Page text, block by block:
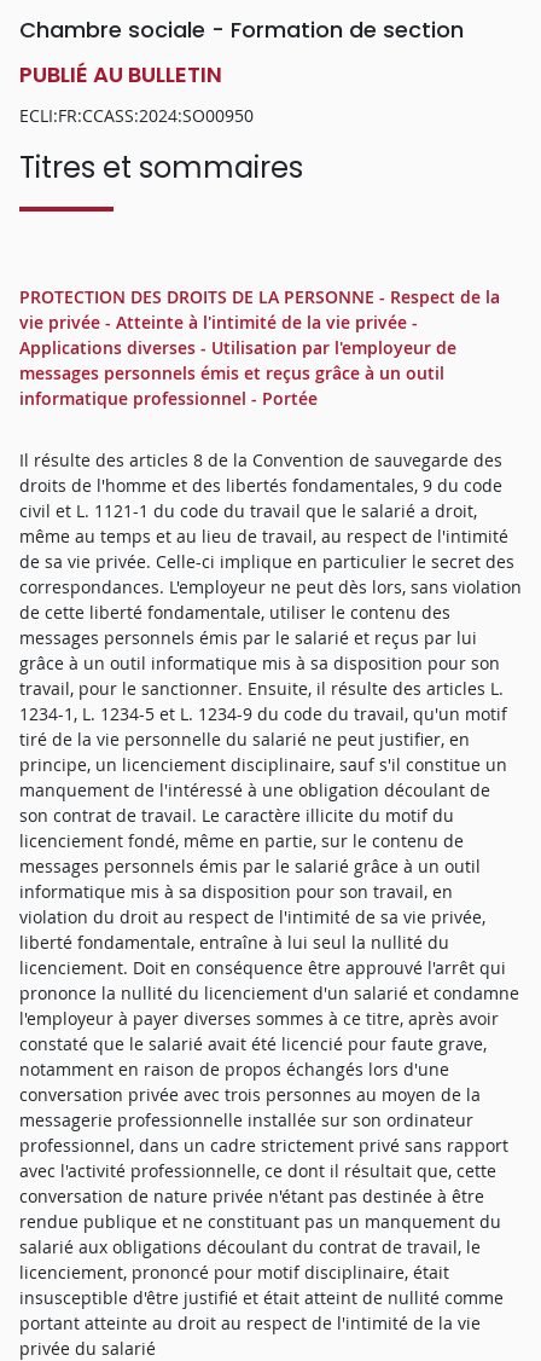
Chambre sociale - Formation de section
PUBLIÉ AU BULLETIN
ECLI:FR:CCASS:2024:SO00950
Titres et sommaires
PROTECTION DES DROITS DE LA PERSONNE - Respect de la
vie privée - Atteinte à l'intimité de la vie privée -
Applications diverses - Utilisation par l'employeur de
messages personnels émis et reçus grâce à un outil
informatique professionnel - Portée
Il résulte des articles 8 de la Convention de sauvegarde des
droits de l'homme et des libertés fondamentales, 9 du code
civil et L. 1121-1 du code du travail que le salarié a droit,
même au temps et au lieu de travail, au respect de l'intimité
de sa vie privée. Celle-ci implique en particulier le secret des
correspondances. L'employeur ne peut dès lors, sans violation
de cette liberté fondamentale, utiliser le contenu des
messages personnels émis par le salarié et reçus par lui
grâce à un outil informatique mis à sa disposition pour son
travail, pour le sanctionner. Ensuite, il résulte des articles L.
1234-1, L. 1234-5 et L. 1234-9 du code du travail, qu'un motif
tiré de la vie personnelle du salarié ne peut justifier, en
principe, un licenciement disciplinaire, sauf s'il constitue un
manquement de l'intéressé à une obligation découlant de
son contrat de travail. Le caractère illicite du motif du
licenciement fondé, même en partie, sur le contenu de
messages personnels émis par le salarié grâce à un outil
informatique mis à sa disposition pour son travail, en
violation du droit au respect de l'intimité de sa vie privée,
liberté fondamentale, entraîne à lui seul la nullité du
licenciement. Doit en conséquence être approuvé l'arrêt qui
prononce la nullité du licenciement d'un salarié et condamne
l'employeur à payer diverses sommes à ce titre, après avoir
constaté que le salarié avait été licencié pour faute grave,
notamment en raison de propos échangés lors d'une
conversation privée avec trois personnes au moyen de la
messagerie professionnelle installée sur son ordinateur
professionnel, dans un cadre strictement privé sans rapport
avec l'activité professionnelle, ce dont il résultait que, cette
conversation de nature privée n'étant pas destinée à être
rendue publique et ne constituant pas un manquement du
salarié aux obligations découlant du contrat de travail, le
licenciement, prononcé pour motif disciplinaire, était
insusceptible d'être justifié et était atteint de nullité comme
portant atteinte au droit au respect de l'intimité de la vie
privée du salarié